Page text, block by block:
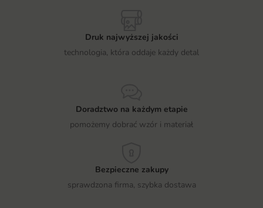
Druk najwyższej jakości
technologia, która oddaje każdy detal
Doradztwo na każdym etapie
pomożemy dobrać wzór i materiał
Bezpieczne zakupy
sprawdzona firma, szybka dostawa